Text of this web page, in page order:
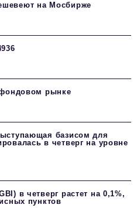
на Мосбирже
фондовом рынке
базисом для
в четверг на уровне
в четверг растет на 0,1%,
пунктов